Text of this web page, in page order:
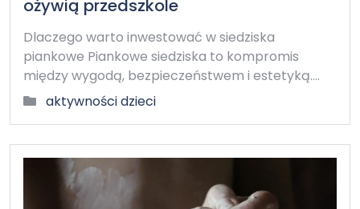
ożywią przedszkole
Dlaczego warto inwestować w siedziska
piankowe Piankowe siedziska to kompromis
między wygodą, bezpieczeństwem i estetyką.…
aktywności dzieci